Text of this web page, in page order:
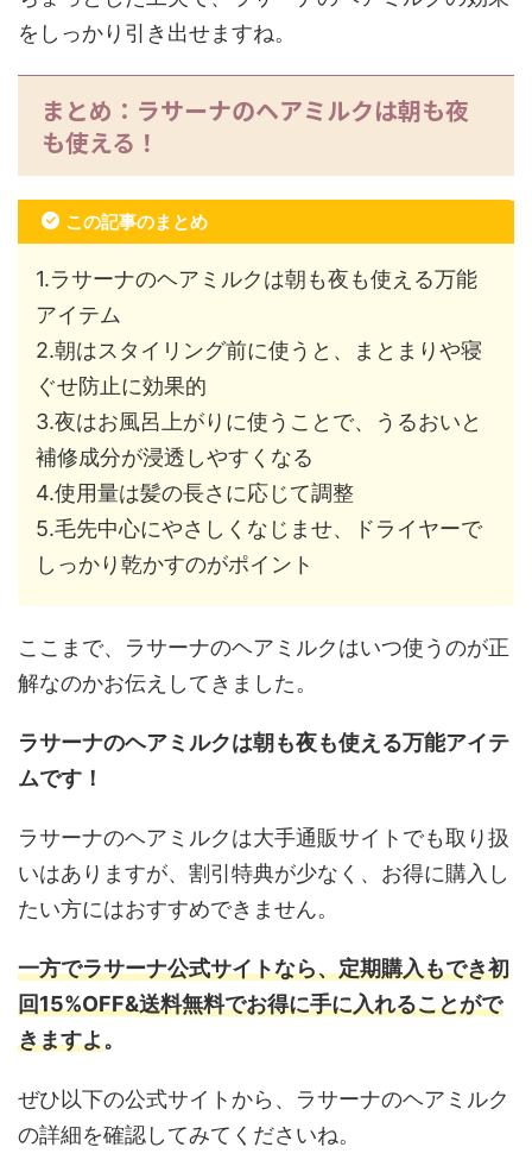
をしっかり引き出せますね。
まとめ：ラサーナのヘアミルクは朝も夜
も使える！
この記事のまとめ
1.ラサーナのヘアミルクは朝も夜も使える万能
アイテム
2.朝はスタイリング前に使うと、まとまりや寝
ぐせ防止に効果的
3.夜はお風呂上がりに使うことで、うるおいと
補修成分が浸透しやすくなる
4.使用量は髪の長さに応じて調整
5.毛先中心にやさしくなじませ、ドライヤーで
しっかり乾かすのがポイント
ここまで、ラサーナのヘアミルクはいつ使うのが正
解なのかお伝えしてきました。
ラサーナのヘアミルクは朝も夜も使える万能アイテ
ムです！
ラサーナのヘアミルクは大手通販サイトでも取り扱
いはありますが、割引特典が少なく、お得に購入し
たい方にはおすすめできません。
一方でラサーナ公式サイトなら、定期購入もでき初
回15%OFF&送料無料でお得に手に入れることがで
きますよ。
ぜひ以下の公式サイトから、ラサーナのヘアミルク
の詳細を確認してみてくださいね。